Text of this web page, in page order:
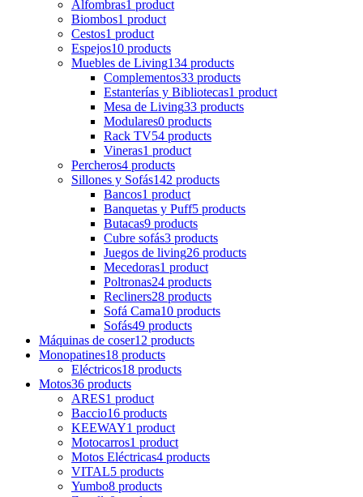
Alfombras1 product
Biombos1 product
Cestos1 product
Espejos10 products
Muebles de Living134 products
Complementos33 products
Estanterías y Bibliotecas1 product
Mesa de Living33 products
Modulares0 products
Rack TV54 products
Vineras1 product
Percheros4 products
Sillones y Sofás142 products
Bancos1 product
Banquetas y Puff5 products
Butacas9 products
Cubre sofás3 products
Juegos de living26 products
Mecedoras1 product
Poltronas24 products
Recliners28 products
Sofá Cama10 products
Sofás49 products
Máquinas de coser12 products
Monopatines18 products
Eléctricos18 products
Motos36 products
ARES1 product
Baccio16 products
KEEWAY1 product
Motocarros1 product
Motos Eléctricas4 products
VITAL5 products
Yumbo8 products